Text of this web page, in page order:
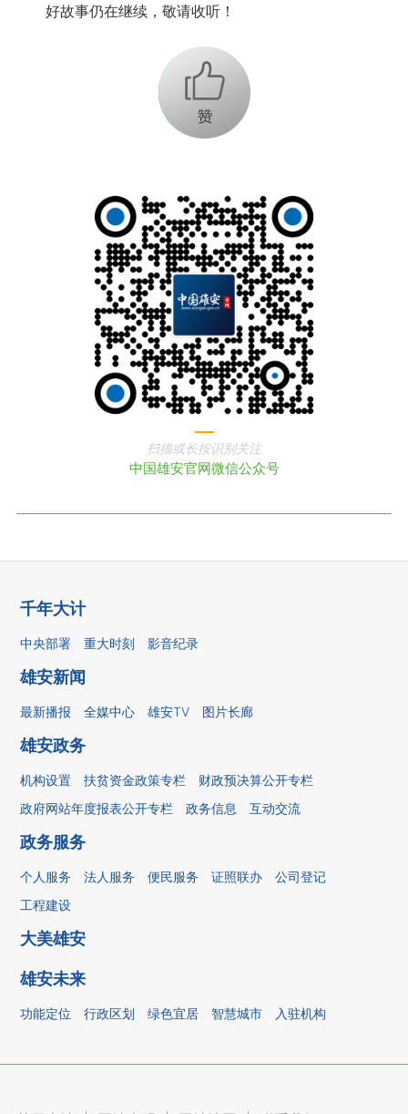
好故事仍在继续，敬请收听！
+1
扫描或长按识别关注
中国雄安官网微信公众号
千年大计
中央部署 重大时刻 影音纪录
雄安新闻
最新播报 全媒中心 雄安TV 图片长廊
雄安政务
机构设置 扶贫资金政策专栏
财政预决算公开专栏
政府网站年度报表公开专栏
政务信息 互动交流
政务服务
个人服务 法人服务 便民服务 证照联办
公司登记
工程建设
大美雄安
雄安未来
功能定位 行政区划 绿色宜居 智慧城市 入驻机构